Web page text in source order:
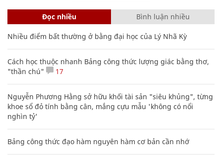
Đọc nhiều Bình luận nhiều
Nhiều điểm bất thường ở bằng đại học của Lý Nhã Kỳ
Cách học thuộc nhanh Bảng công thức lượng giác bằng thơ,
"thần chú"
17
Nguyễn Phương Hằng sở hữu khối tài sản "siêu khủng", từng
khoe sổ đỏ tính bằng cân, mắng cựu mẫu 'không có nổi
nghìn tỷ'
Bảng công thức đạo hàm nguyên hàm cơ bản cần nhớ